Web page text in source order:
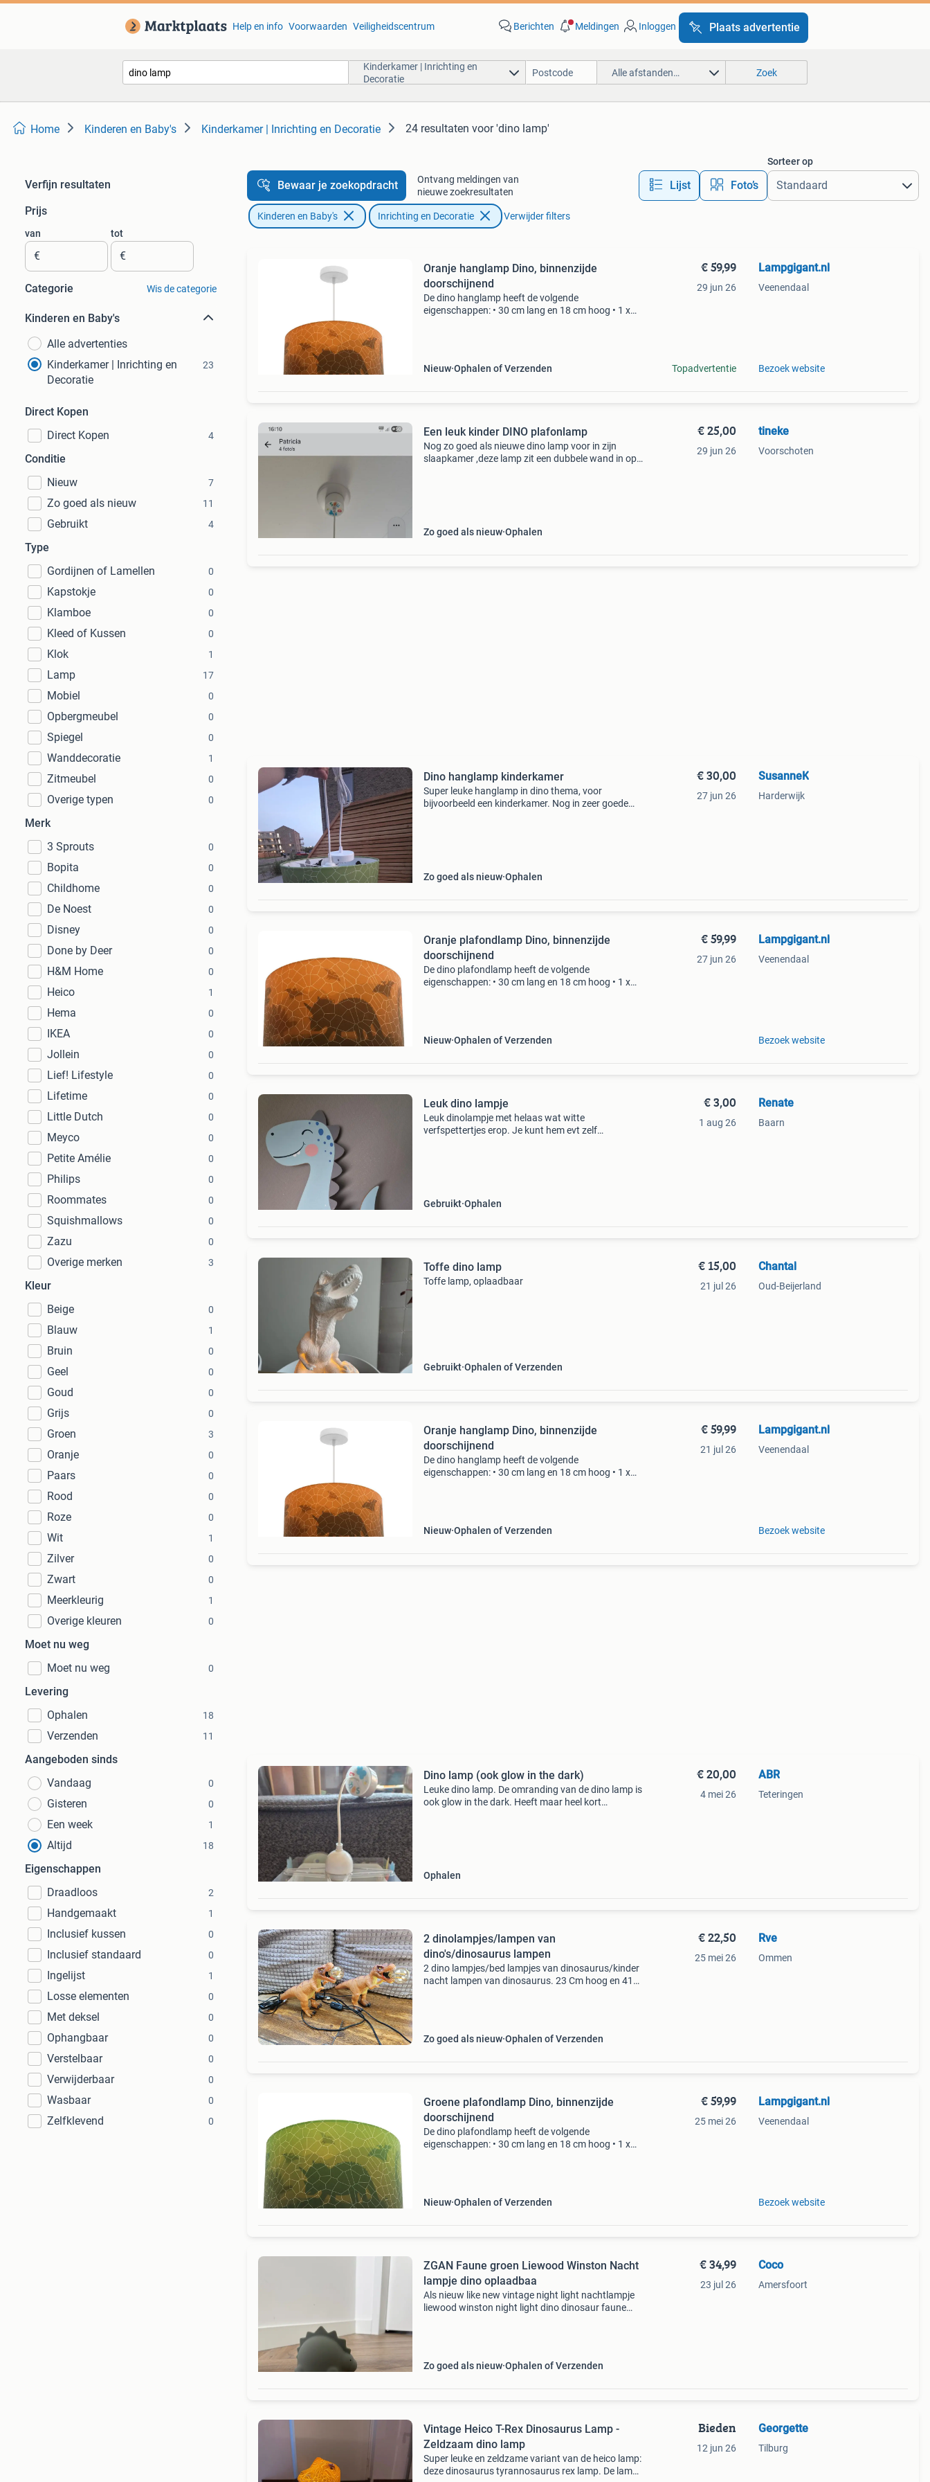
Help en info Voorwaarden Veiligheidscentrum Berichten Meldingen Inloggen Plaats advertentie
Kinderkamer | Inrichting en
Decoratie
Alle afstanden… Zoek
Home Kinderen en Baby's Kinderkamer | Inrichting en Decoratie 24 resultaten voor 'dino lamp'
Verfijn resultaten
Prijs
van
€
tot
€
Categorie Wis de categorie
Kinderen en Baby's
Alle advertenties
Kinderkamer | Inrichting en
Decoratie
23
Direct Kopen
Direct Kopen
4
Conditie
Nieuw
7
Zo goed als nieuw 11
Gebruikt 4
Type
Gordijnen of Lamellen
0
Kapstokje 0
Klamboe 0
Kleed of Kussen 0
Klok 1
Lamp 17
Mobiel 0
Opbergmeubel 0
Spiegel 0
Wanddecoratie 1
Zitmeubel 0
Overige typen 0
Merk
3 Sprouts
0
Bopita 0
Childhome 0
De Noest 0
Disney 0
Done by Deer 0
H&M Home 0
Heico 1
Hema 0
IKEA 0
Jollein 0
Lief! Lifestyle 0
Lifetime 0
Little Dutch 0
Meyco 0
Petite Amélie 0
Philips 0
Roommates 0
Squishmallows 0
Zazu 0
Overige merken 3
Kleur
Beige
0
Blauw 1
Bruin 0
Geel 0
Goud 0
Grijs 0
Groen 3
Oranje 0
Paars 0
Rood 0
Roze 0
Wit 1
Zilver 0
Zwart 0
Meerkleurig 1
Overige kleuren 0
Moet nu weg
Moet nu weg
0
Levering
Ophalen
18
Verzenden 11
Aangeboden sinds
Vandaag
0
Gisteren 0
Een week 1
Altijd 18
Eigenschappen
Draadloos
2
Handgemaakt 1
Inclusief kussen 0
Inclusief standaard 0
Ingelijst 1
Losse elementen 0
Met deksel 0
Ophangbaar 0
Verstelbaar 0
Verwijderbaar 0
Wasbaar 0
Zelfklevend 0
Bewaar je zoekopdracht
Ontvang meldingen van
nieuwe zoekresultaten
Lijst Foto’s
Sorteer op
Kinderen en Baby's Inrichting en Decoratie Verwijder filters
Oranje hanglamp Dino, binnenzijde
doorschijnend
De dino hanglamp heeft de volgende
eigenschappen: • 30 cm lang en 18 cm hoog • 1 x
Nieuw Ophalen of Verzenden
€ 59,99
29 jun 26
Topadvertentie
Lampgigant.nl
Veenendaal
Bezoek website
Een leuk kinder DINO plafonlamp
Nog zo goed als nieuwe dino lamp voor in zijn
slaapkamer ,deze lamp zit een dubbele wand in op
Zo goed als nieuw Ophalen
€ 25,00
29 jun 26
tineke
Voorschoten
Dino hanglamp kinderkamer
Super leuke hanglamp in dino thema, voor
bijvoorbeeld een kinderkamer. Nog in zeer goede
Zo goed als nieuw Ophalen
€ 30,00
27 jun 26
SusanneK
Harderwijk
Oranje plafondlamp Dino, binnenzijde
doorschijnend
De dino plafondlamp heeft de volgende
eigenschappen: • 30 cm lang en 18 cm hoog • 1 x
Nieuw Ophalen of Verzenden
€ 59,99
27 jun 26
Lampgigant.nl
Veenendaal
Bezoek website
Leuk dino lampje
Leuk dinolampje met helaas wat witte
verfspettertjes erop. Je kunt hem evt zelf
Gebruikt Ophalen
€ 3,00
1 aug 26
Renate
Baarn
Toffe dino lamp
Toffe lamp, oplaadbaar
Gebruikt Ophalen of Verzenden
€ 15,00
21 jul 26
Chantal
Oud-Beijerland
Oranje hanglamp Dino, binnenzijde
doorschijnend
De dino hanglamp heeft de volgende
eigenschappen: • 30 cm lang en 18 cm hoog • 1 x
Nieuw Ophalen of Verzenden
€ 59,99
21 jul 26
Lampgigant.nl
Veenendaal
Bezoek website
Dino lamp (ook glow in the dark)
Leuke dino lamp. De omranding van de dino lamp is
ook glow in the dark. Heeft maar heel kort
Ophalen
€ 20,00
4 mei 26
ABR
Teteringen
2 dinolampjes/lampen van
dino's/dinosaurus lampen
2 dino lampjes/bed lampjes van dinosaurus/kinder
nacht lampen van dinosaurus. 23 Cm hoog en 41
Zo goed als nieuw Ophalen of Verzenden
€ 22,50
25 mei 26
Rve
Ommen
Groene plafondlamp Dino, binnenzijde
doorschijnend
De dino plafondlamp heeft de volgende
eigenschappen: • 30 cm lang en 18 cm hoog • 1 x
Nieuw Ophalen of Verzenden
€ 59,99
25 mei 26
Lampgigant.nl
Veenendaal
Bezoek website
ZGAN Faune groen Liewood Winston Nacht
lampje dino oplaadbaa
Als nieuw like new vintage night light nachtlampje
liewood winston night light dino dinosaur faune
Zo goed als nieuw Ophalen of Verzenden
€ 34,99
23 jul 26
Coco
Amersfoort
Vintage Heico T-Rex Dinosaurus Lamp -
Zeldzaam dino lamp
Super leuke en zeldzame variant van de heico lamp:
deze dinosaurus tyrannosaurus rex lamp. De lamp
Bieden
12 jun 26
Georgette
Tilburg